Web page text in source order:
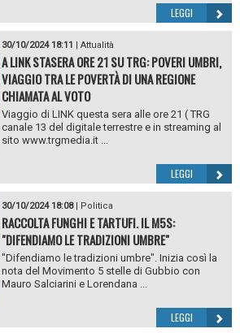
LEGGI
30/10/2024 18:11 Attualità
A LINK STASERA ORE 21 SU TRG: POVERI UMBRI,
VIAGGIO TRA LE POVERTÀ DI UNA REGIONE
CHIAMATA AL VOTO
Viaggio di LINK questa sera alle ore 21 ( TRG
canale 13 del digitale terrestre e in streaming al
sito www.trgmedia.it ...
LEGGI
30/10/2024 18:08| Politica
RACCOLTA FUNGHI E TARTUFI. IL M5S:
"DIFENDIAMO LE TRADIZIONI UMBRE"
"Difendiamo le tradizioni umbre". Inizia così la
nota del Movimento 5 stelle di Gubbio con
Mauro Salciarini e Lorendana ...
LEGGI